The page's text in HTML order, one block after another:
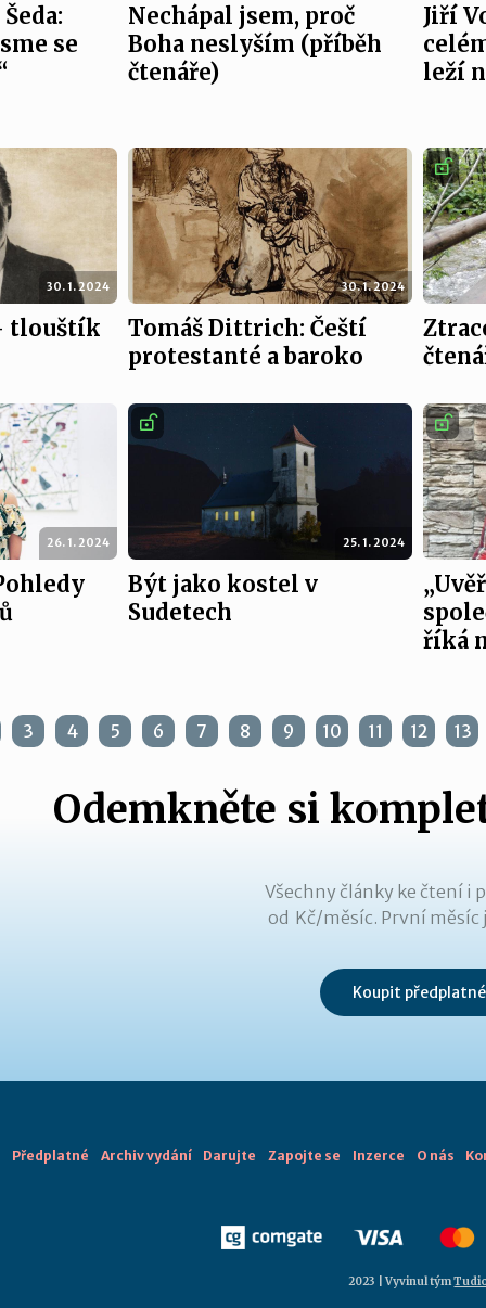
se
Nechápal jsem, proč
Boha neslyším (příběh
čtenáře)
Jiří
leží
30. 1. 2024
tlouštík
30. 1. 2024
Tomáš Dittrich: Čeští
protestanté a baroko
26. 1. 2024 25. 1. 2024
Být jako kostel v
Sudetech
říká
3 4 5 6 7 8 9 10 11 12 13
Odemkněte si
Všechny články ke čtení i
od Kč/měsíc. První měsíc
Koupit předplatné
Předplatné Archiv vydání Darujte Zapojte se Inzerce O nás
2023 | Vyvinul tým